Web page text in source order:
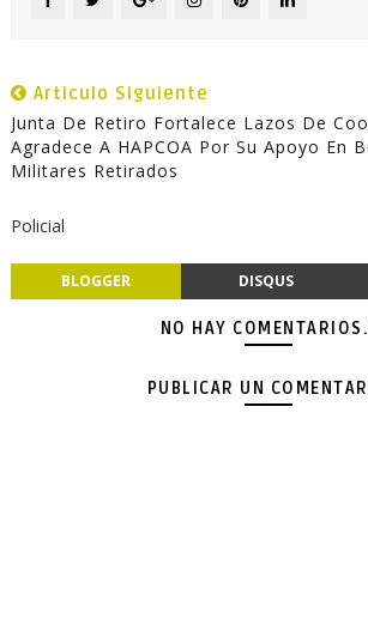
Articulo Siguiente
Junta De Retiro Fortalece Lazos De
Agradece A HAPCOA Por Su Apoyo En
Militares Retirados
Policial
BLOGGER DISQUS
NO HAY
PUBLICAR UN